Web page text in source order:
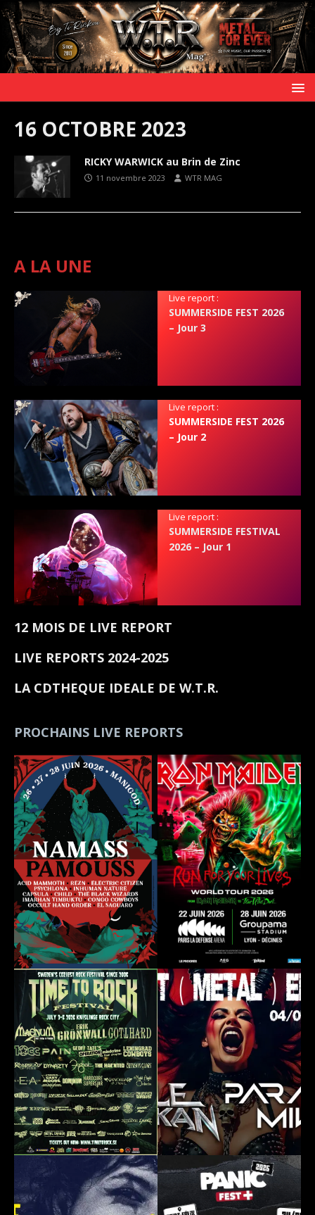
16 OCTOBRE 2023
RICKY WARWICK au Brin de Zinc
11 novembre 2023 WTR MAG
A LA UNE
Live report :
SUMMERSIDE FEST 2026
– Jour 3
Live report :
SUMMERSIDE FEST 2026
– Jour 2
Live report :
SUMMERSIDE FESTIVAL
2026 – Jour 1
12 MOIS DE LIVE REPORT
LIVE REPORTS 2024-2025
LA CDTHEQUE IDEALE DE W.T.R.
PROCHAINS LIVE REPORTS